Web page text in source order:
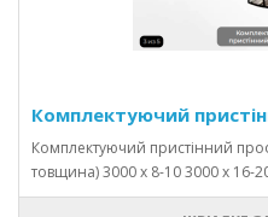
Комплектуючий
Комплектуючий пристінний
товщина) 3000 х 8-10 3000 х 16-